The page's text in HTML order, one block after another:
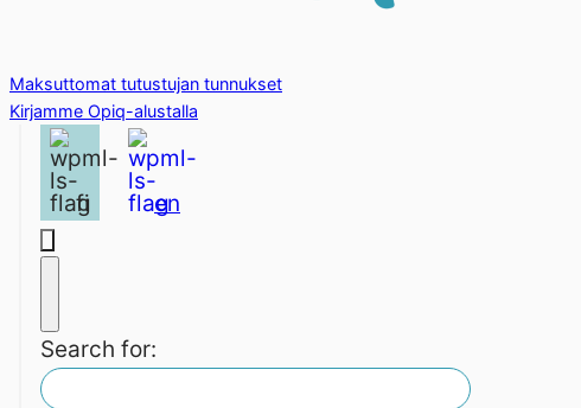
Maksuttomat tutustujan tunnukset
Kirjamme Opiq-alustalla
fi en
Search for: